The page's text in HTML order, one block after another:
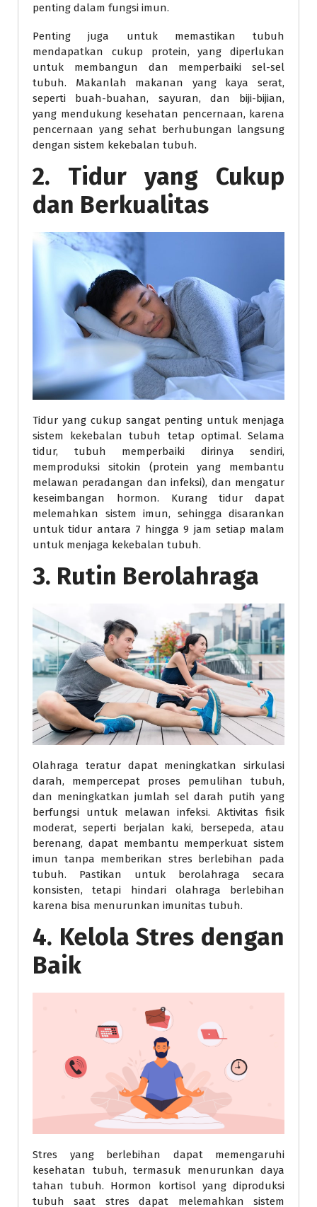
penting dalam fungsi imun.
Penting juga untuk memastikan tubuh
mendapatkan cukup protein, yang diperlukan
untuk membangun dan memperbaiki sel-sel
tubuh. Makanlah makanan yang kaya serat,
seperti buah-buahan, sayuran, dan biji-bijian,
yang mendukung kesehatan pencernaan, karena
pencernaan yang sehat berhubungan langsung
dengan sistem kekebalan tubuh.
2. Tidur yang Cukup
dan Berkualitas
Tidur yang cukup sangat penting untuk menjaga
sistem kekebalan tubuh tetap optimal. Selama
tidur, tubuh memperbaiki dirinya sendiri,
memproduksi sitokin (protein yang membantu
melawan peradangan dan infeksi), dan mengatur
keseimbangan hormon. Kurang tidur dapat
melemahkan sistem imun, sehingga disarankan
untuk tidur antara 7 hingga 9 jam setiap malam
untuk menjaga kekebalan tubuh.
3. Rutin Berolahraga
Olahraga teratur dapat meningkatkan sirkulasi
darah, mempercepat proses pemulihan tubuh,
dan meningkatkan jumlah sel darah putih yang
berfungsi untuk melawan infeksi. Aktivitas fisik
moderat, seperti berjalan kaki, bersepeda, atau
berenang, dapat membantu memperkuat sistem
imun tanpa memberikan stres berlebihan pada
tubuh. Pastikan untuk berolahraga secara
konsisten, tetapi hindari olahraga berlebihan
karena bisa menurunkan imunitas tubuh.
4. Kelola Stres dengan
Baik
Stres yang berlebihan dapat memengaruhi
kesehatan tubuh, termasuk menurunkan daya
tahan tubuh. Hormon kortisol yang diproduksi
tubuh saat stres dapat melemahkan sistem